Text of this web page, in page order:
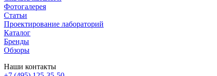
Фотогалерея
Статьи
Проектирование лабораторий
Каталог
Бренды
Обзоры
Наши контакты